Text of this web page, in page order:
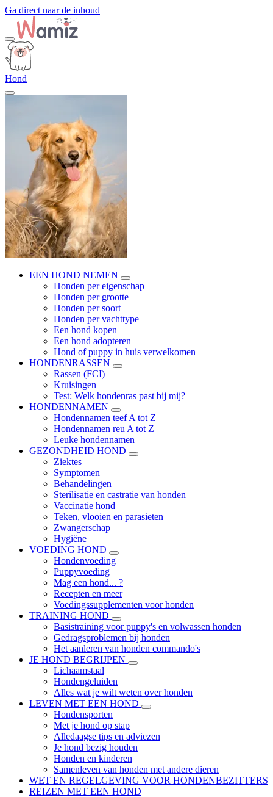
Ga direct naar de inhoud
Hond
EEN HOND NEMEN
Honden per eigenschap
Honden per grootte
Honden per soort
Honden per vachttype
Een hond kopen
Een hond adopteren
Hond of puppy in huis verwelkomen
HONDENRASSEN
Rassen (FCI)
Kruisingen
Test: Welk hondenras past bij mij?
HONDENNAMEN
Hondennamen teef A tot Z
Hondennamen reu A tot Z
Leuke hondennamen
GEZONDHEID HOND
Ziektes
Symptomen
Behandelingen
Sterilisatie en castratie van honden
Vaccinatie hond
Teken, vlooien en parasieten
Zwangerschap
Hygiëne
VOEDING HOND
Hondenvoeding
Puppyvoeding
Mag een hond... ?
Recepten en meer
Voedingssupplementen voor honden
TRAINING HOND
Basistraining voor puppy's en volwassen honden
Gedragsproblemen bij honden
Het aanleren van honden commando's
JE HOND BEGRIJPEN
Lichaamstaal
Hondengeluiden
Alles wat je wilt weten over honden
LEVEN MET EEN HOND
Hondensporten
Met je hond op stap
Alledaagse tips en adviezen
Je hond bezig houden
Honden en kinderen
Samenleven van honden met andere dieren
WET EN REGELGEVING VOOR HONDENBEZITTERS
REIZEN MET EEN HOND